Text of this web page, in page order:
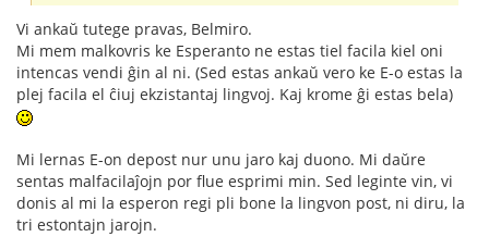
Vi ankaŭ tutege pravas, Belmiro.
Mi mem malkovris ke Esperanto ne estas tiel facila kiel oni
intencas vendi ĝin al ni. (Sed estas ankaŭ vero ke E-o estas la
plej facila el ĉiuj ekzistantaj lingvoj. Kaj krome ĝi estas bela)
Mi lernas E-on depost nur unu jaro kaj duono. Mi daŭre
sentas malfacilaĵojn por flue esprimi min. Sed leginte vin, vi
donis al mi la esperon regi pli bone la lingvon post, ni diru, la
tri estontajn jarojn.